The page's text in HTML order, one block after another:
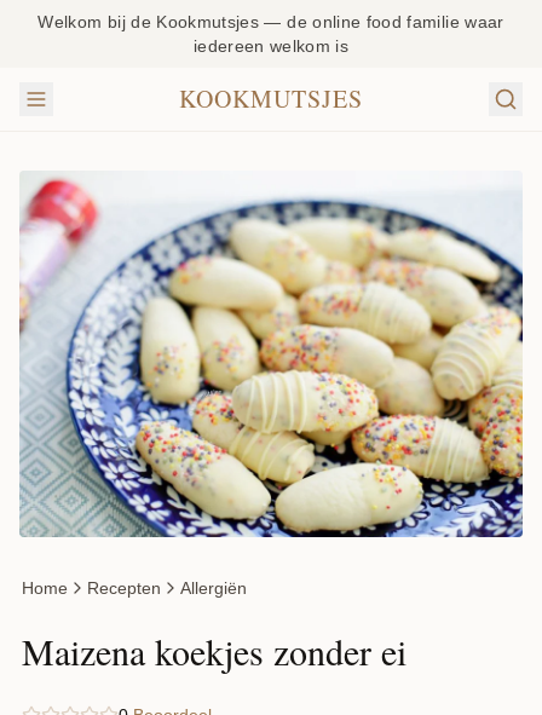
Welkom bij de Kookmutsjes — de online food familie waar
iedereen welkom is
KOOKMUTSJES
Home Recepten Allergiën
Maizena koekjes zonder ei